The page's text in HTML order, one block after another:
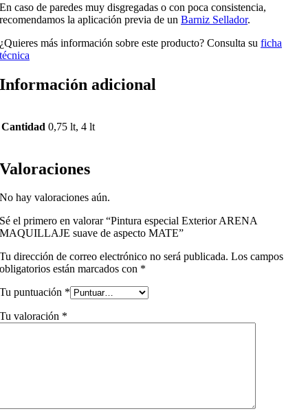
En caso de paredes muy disgregadas o con poca consistencia,
recomendamos la aplicación previa de unBarniz Sellador.
¿Quieres más información sobre este producto? Consulta suficha
técnica
Información adicional
Cantidad 0,75 lt, 4 lt
Valoraciones
No hay valoraciones aún.
Sé el primero en valorar “Pintura especial Exterior ARENA
MAQUILLAJE suave de aspecto MATE”
Tu dirección de correo electrónico no será publicada. Los campos
obligatorios están marcados con *
Tu puntuación *
Tu valoración *